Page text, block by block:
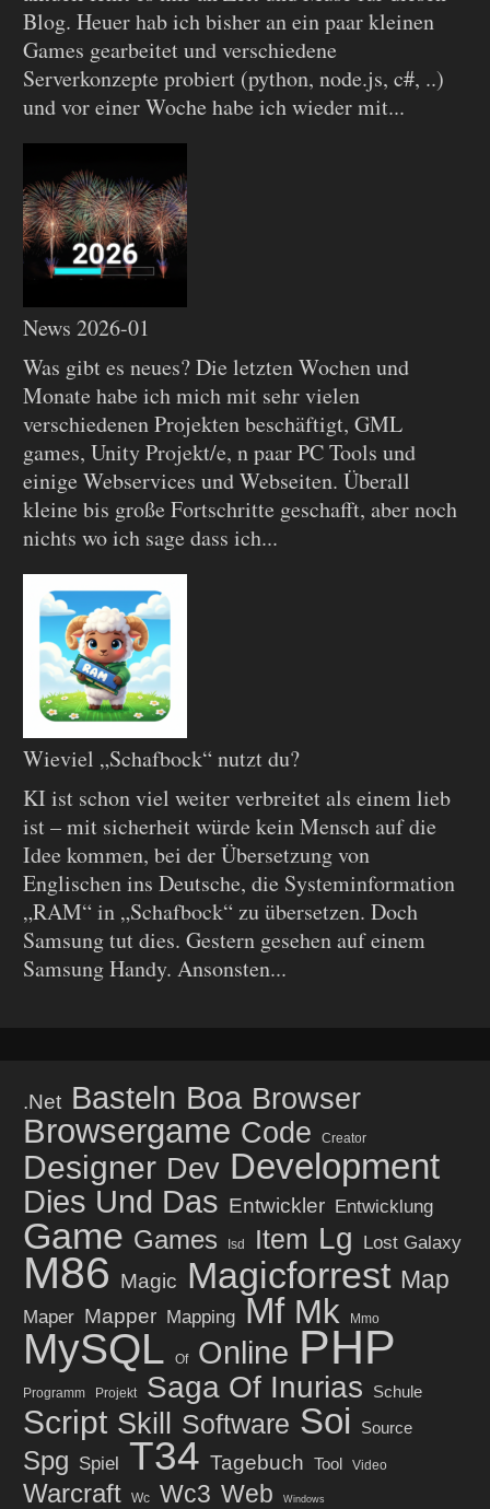
Blog. Heuer hab ich bisher an ein paar kleinen
Games gearbeitet und verschiedene
Serverkonzepte probiert (python, node.js, c#, ..)
und vor einer Woche habe ich wieder mit...
News 2026-01
Was gibt es neues? Die letzten Wochen und
Monate habe ich mich mit sehr vielen
verschiedenen Projekten beschäftigt, GML
games, Unity Projekt/e, n paar PC Tools und
einige Webservices und Webseiten. Überall
kleine bis große Fortschritte geschafft, aber noch
nichts wo ich sage dass ich...
Wieviel „Schafbock“ nutzt du?
KI ist schon viel weiter verbreitet als einem lieb
ist – mit sicherheit würde kein Mensch auf die
Idee kommen, bei der Übersetzung von
Englischen ins Deutsche, die Systeminformation
„RAM“ in „Schafbock“ zu übersetzen. Doch
Samsung tut dies. Gestern gesehen auf einem
Samsung Handy. Ansonsten...
.net Basteln Boa Browser
Browsergame Code Creator
Designer Dev Development
Dies Und Das Entwickler Entwicklung
Game Games Isd Item Lg Lost Galaxy
M86 Magic Magicforrest Map
Maper Mapper Mapping Mf Mk Mmo
MySQL Of Online PHP
Programm Projekt Saga Of Inurias Schule
Script Skill Software Soi Source
Spg Spiel T34 Tagebuch Tool Video
Warcraft Wc Wc3 Web Windows